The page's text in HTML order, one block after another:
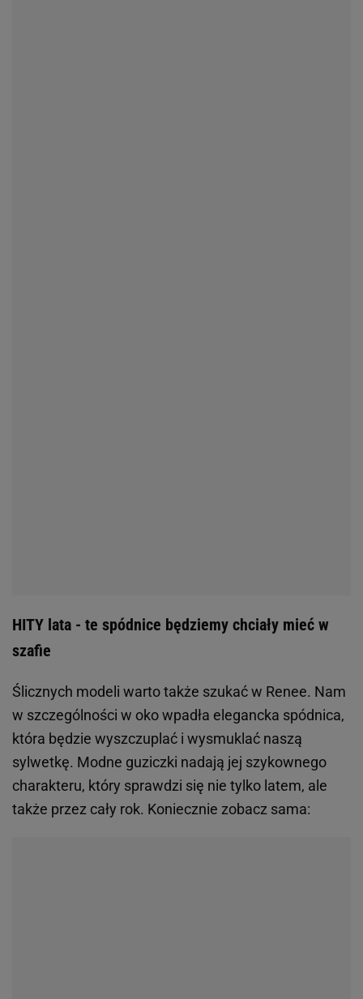
HITY lata - te spódnice będziemy chciały mieć w
szafie
Ślicznych modeli warto także szukać w Renee. Nam
w szczególności w oko wpadła elegancka spódnica,
która będzie wyszczuplać i wysmuklać naszą
sylwetkę. Modne guziczki nadają jej szykownego
charakteru, który sprawdzi się nie tylko latem, ale
także przez cały rok. Koniecznie zobacz sama: